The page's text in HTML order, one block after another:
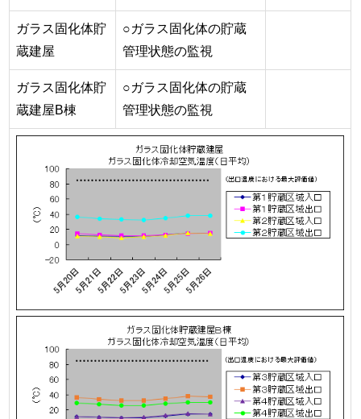
ガラス固化体貯
蔵建屋
○ガラス固化体の貯蔵
管理状態の監視
ガラス固化体貯
蔵建屋B棟
○ガラス固化体の貯蔵
管理状態の監視